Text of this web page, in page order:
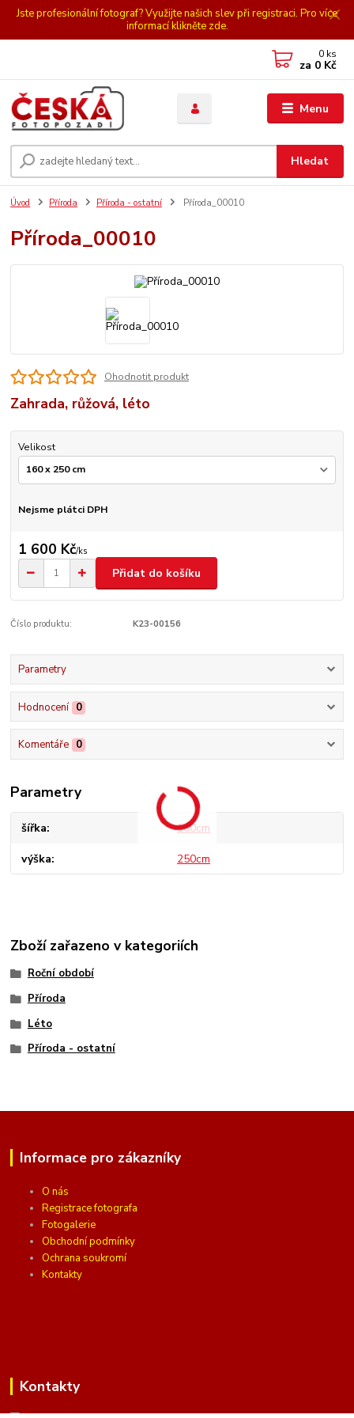
Jste profesionální fotograf? Využijte našich slev při registraci. Pro více
informací klikněte zde.
Menu
Hledat
0 ks
za 0 Kč
Úvod Příroda Příroda - ostatní Příroda_00010
Příroda_00010
Ohodnotit produkt
Zahrada, růžová, léto
Velikost
Nejsme plátci DPH
1 600 Kč/ks
Přidat do košíku
Číslo produktu: K23-00156
Parametry
Hodnocení 0
Komentáře 0
Parametry
šířka 160cm
výška 250cm
Zboží zařazeno v kategoriích
Roční období
Příroda
Léto
Příroda - ostatní
Informace pro zákazníky
O nás
Registrace fotografa
Fotogalerie
Obchodní podmínky
Ochrana soukromí
Kontakty
Kontakty